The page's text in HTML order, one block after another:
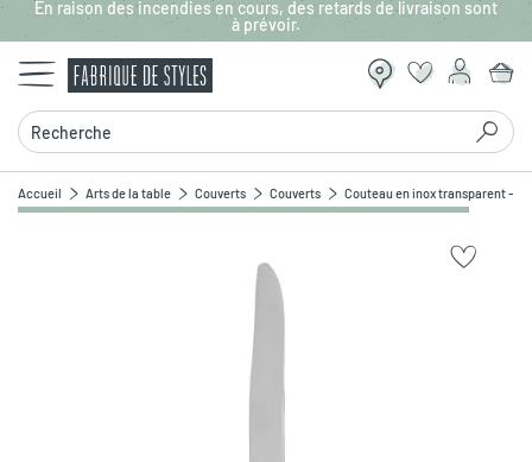
Aller au contenu principal
En raison des incendies en cours, des retards de livraison sont
à prévoir.
Recherche
Accueil Arts de la table Couverts Couverts Couteau en inox transparent -